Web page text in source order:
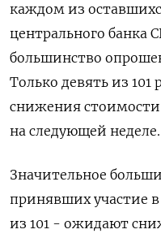
каждом из
центрального банка
большинство
Только девять из
снижения стоимости
на следующей неделе.
Значительное
принявших участие
из 101 - ожидают